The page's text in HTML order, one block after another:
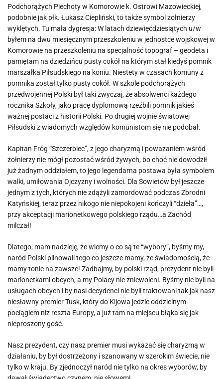
Podchorążych Piechoty w Komorowie k. Ostrowi Mazowieckiej,
podobnie jak płk. Łukasz Ciepliński, to także symbol żołnierzy
wyklętych. Tu mała dygresja: W latach dziewięćdziesiątych u/w
byłem na dwu miesięcznym przeszkoleniu w jednostce wojskowej w
Komorowie na przeszkoleniu na specjalność topograf – geodeta i
pamiętam na dziedzińcu pusty cokół na którym stał kiedyś pomnik
marszałka Piłsudskiego na koniu. Niestety w czasach komuny z
pomnika został tylko pusty cokół. W szkole podchorążych
przedwojennej Polski był taki zwyczaj, że absolwenci każdego
rocznika Szkoły, jako pracę dyplomową rzeźbili pomnik jakieś
ważnej postaci z historii Polski. Po drugiej wojnie światowej
Piłsudski z wiadomych względów komunistom się nie podobał.
Kapitan Fróg “Szczerbiec”, z jego charyzmą i poważaniem wśród
żołnierzy nie mógł pozostać wśród żywych, bo choć nie dowodził
już żadnym oddziałem, to jego legendarna postawa była symbolem
walki, umiłowania Ojczyzny i wolności. Dla Sowietów był jeszcze
jednym z tych, których nie zdążyli zamordować podczas Zbrodni
Katyńskiej, teraz przez nikogo nie niepokojeni kończyli “dzieła”…,
przy akceptacji marionetkowego polskiego rządu…a Zachód
milczał!
Dlatego, mam nadzieję, że wiemy o co są te “wybory”, byśmy my,
naród Polski pilnowali tego co jeszcze mamy, ze świadomością, że
mamy tonie na zawsze! Zadbajmy, by polski rząd, prezydent nie byli
marionetkami obcych, a my Polacy nie zniewoleni. Byśmy nie byli na
usługach obcych i by nasi decydenci nie byli traktowani tak jak nasz
niesławny premier Tusk, który do Kijowa jedzie oddzielnym
pociągiem niż reszta Europy, a już tam na miejscu błąka się jak
nieproszony gość.
Nasz prezydent, czy nasz premier musi wykazać się charyzmą w
działaniu, by był dostrzeżony i szanowany w szerokim świecie, nie
tylko w kraju. By zjednoczył naród nie tylko na okres wyborów, by